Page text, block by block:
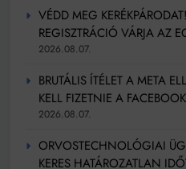
VÉDD MEG
REGISZTRÁCIÓ VÁRJA AZ
2026.08.07.
BRUTÁLIS ÍTÉLET A META
KELL FIZETNIE A
2026.08.07.
ORVOSTECHNOLÓGIAI
KERES HATÁROZATLAN